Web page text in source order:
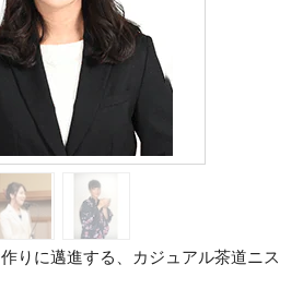
りに邁進する、カジュアル茶道ニス